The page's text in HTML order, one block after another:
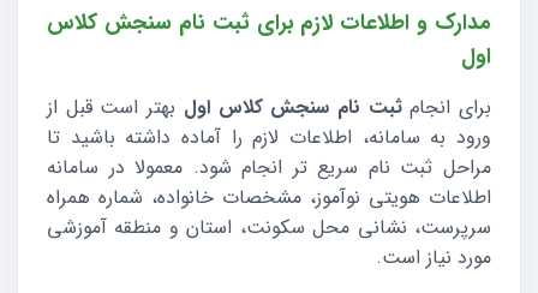
مدارک و اطلاعات لازم برای ثبت نام سنجش کلاس
اول
برای انجامثبت نام سنجش کلاس اول بهتر است قبل از
ورود به سامانه، اطلاعات لازم را آماده داشته باشید تا
مراحل ثبت نام سریع تر انجام شود. معمولا در سامانه
اطلاعات هویتی نوآموز، مشخصات خانواده، شماره همراه
سرپرست، نشانی محل سکونت، استان و منطقه آموزشی
مورد نیاز است.